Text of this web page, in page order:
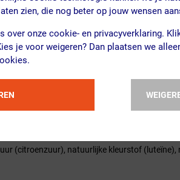
zien, die nog beter op jouw wensen
over onze cookie- en privacyverklaring.
je voor weigeren? Dan plaatsen we
7,3 g
0,03 g
natrium conform de FIC-verordening (Natrium
(citroenzuur), natuurlijke kleurstof